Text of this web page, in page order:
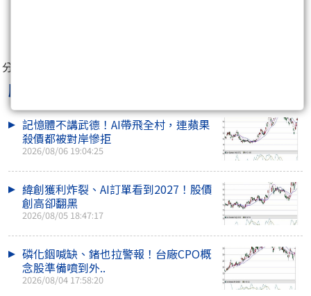
分享至：
股童
記憶體不講武德！AI帶飛全村，連蘋果
殺價都被對岸慘拒
2026/08/06 19:04:25
緯創獲利炸裂、AI訂單看到2027！股價
創高卻翻黑
2026/08/05 18:47:17
磷化銦喊缺、鍺也拉警報！台廠CPO概
念股準備噴到外..
2026/08/04 17:58:20